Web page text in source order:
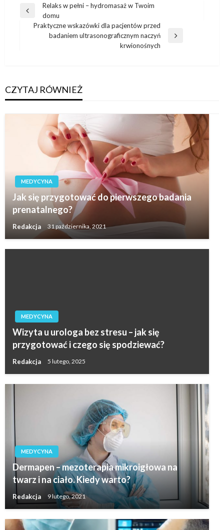
Nawigacja
wpisu
Poprzedni
Relaks w pełni – hydromasaż w Twoim
domu
Następny
Praktyczne wskazówki dla pacjentów przed
badaniem ultrasonograficznym naczyń
krwionośnych
CZYTAJ RÓWNIEŻ
MEDYCYNA
Jak się przygotować do pierwszego badania
prenatalnego?
Redakcja 31 października, 2021
MEDYCYNA
Wizyta u urologa bez stresu – jak się
przygotować i czego się spodziewać?
Redakcja 5 lutego, 2025
MEDYCYNA
Dermapen – mezoterapia mikroigłowa na
twarz i na ciało. Kiedy warto?
Redakcja 9 lutego, 2021